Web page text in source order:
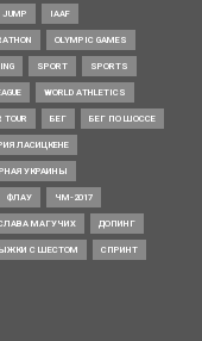
JUMP IAAF
OLYMPIC GAMES
SPORT SPORTS
WORLD ATHLETICS
TOUR БЕГ БЕГ ПО ШОССЕ
ЛАСИЦКЕНЕ
УКРАИНЫ
ФЛАУ ЧМ-2017
МАГУЧИХ ДОПИНГ
С ШЕСТОМ СПРИНТ